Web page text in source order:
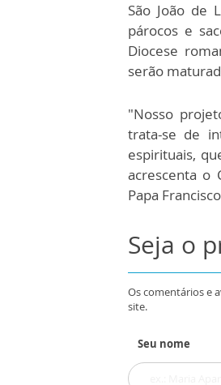
São João de
párocos e
Diocese
serão
"Nosso
trata-se de
espirituais,
acrescenta o
Papa
Seja o
Os comentários e
site.
Seu nome